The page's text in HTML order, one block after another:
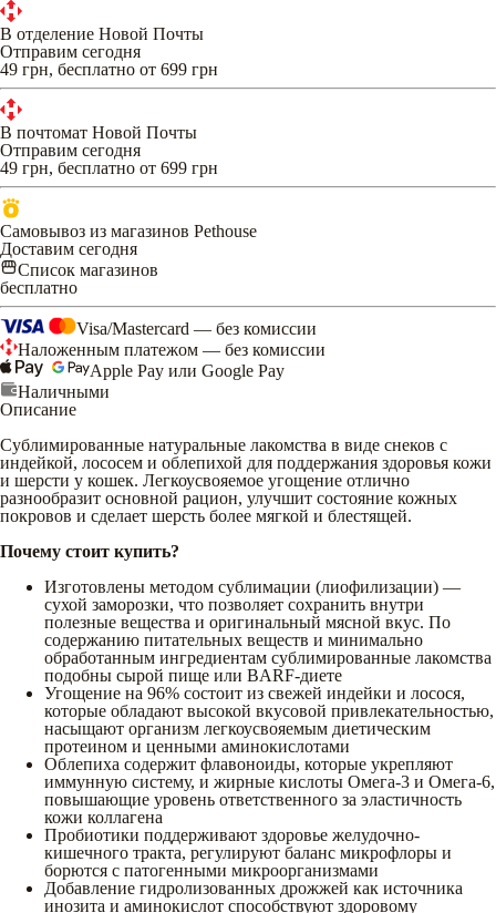
В отделение Новой Почты
Отправим сегодня
49 грн, бесплатно от 699 грн
В почтомат Новой Почты
Отправим сегодня
49 грн, бесплатно от 699 грн
Самовывоз из магазинов Pethouse
Доставим сегодня
Список магазинов
бесплатно
Visa/Mastercard — без комиссии
Наложенным платежом — без комиссии
Apple Pay или Google Pay
Наличными
Описание
Сублимированные натуральные лакомства в виде снеков с
индейкой, лососем и облепихой для поддержания здоровья кожи
и шерсти у кошек. Легкоусвояемое угощение отлично
разнообразит основной рацион, улучшит состояние кожных
покровов и сделает шерсть более мягкой и блестящей.
Почему стоит купить?
Изготовлены методом сублимации (лиофилизации) —
сухой заморозки, что позволяет сохранить внутри
полезные вещества и оригинальный мясной вкус. По
содержанию питательных веществ и минимально
обработанным ингредиентам сублимированные лакомства
подобны сырой пище или BARF-диете
Угощение на 96% состоит из свежей индейки и лосося,
которые обладают высокой вкусовой привлекательностью,
насыщают организм легкоусвояемым диетическим
протеином и ценными аминокислотами
Облепиха содержит флавоноиды, которые укрепляют
иммунную систему, и жирные кислоты Омега-3 и Омега-6,
повышающие уровень ответственного за эластичность
кожи коллагена
Пробиотики поддерживают здоровье желудочно-
кишечного тракта, регулируют баланс микрофлоры и
борются с патогенными микроорганизмами
Добавление гидролизованных дрожжей как источника
инозита и аминокислот способствуют здоровому